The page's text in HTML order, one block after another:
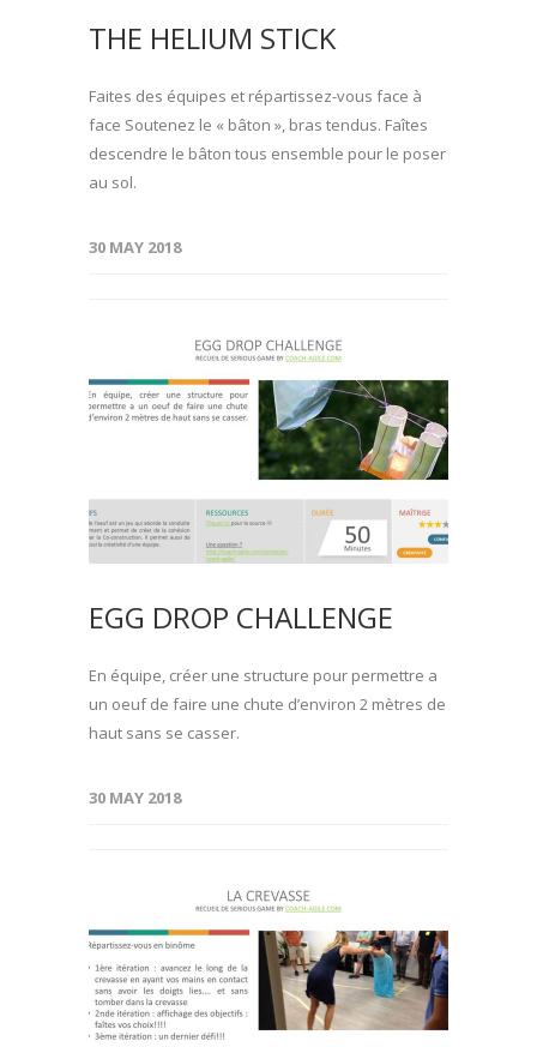
THE HELIUM STICK
Faites des équipes et répartissez-vous face à
face Soutenez le « bâton », bras tendus. Faîtes
descendre le bâton tous ensemble pour le poser
au sol.
30 MAY 2018
EGG DROP CHALLENGE
En équipe, créer une structure pour permettre a
un oeuf de faire une chute d’environ 2 mètres de
haut sans se casser.
30 MAY 2018